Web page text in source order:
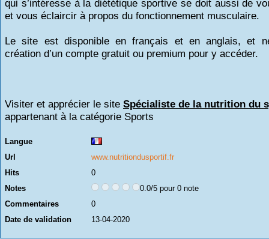
qui s’intéresse à la diététique sportive se doit aussi de
et vous éclaircir à propos du fonctionnement musculaire.
Le site est disponible en français et en anglais, et
création d’un compte gratuit ou premium pour y accéder.
Visiter et apprécier le site Spécialiste de la nutrition du
appartenant à la catégorie Sports
Langue
Url
www.nutritiondusportif.fr
Hits
0
Notes
0.0/5 pour 0 note
Commentaires
0
Date de validation
13-04-2020